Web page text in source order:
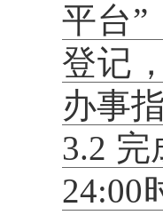
平台”
登记
办事
3.2 完
24:00